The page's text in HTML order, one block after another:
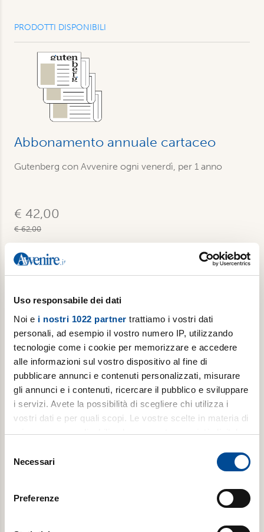
Uso responsabile dei dati
Noi e i nostri 1022 partner trattiamo i vostri dati
personali, ad esempio il vostro numero IP, utilizzando
tecnologie come i cookie per memorizzare e accedere
alle informazioni sul vostro dispositivo al fine di
pubblicare annunci e contenuti personalizzati, misurare
gli annunci e i contenuti, ricercare il pubblico e sviluppare
i servizi. Avete la possibilità di scegliere chi utilizza i
vostri dati e per quali scopi. Le vostre scelte in materia di
privacy sono applicabili solo su questa proprietà digitale
modificare o revocare il proprio consenso in qualsiasi
momento dalla Dichiarazione sui cookie o facendo clic
delNecessari
Preferenze
PRODOTTI DISPONIBILI
Abbonamento annuale cartaceo
Gutenberg con Avvenire ogni venerdì, per 1 anno
€ 42,00
€ 62,00
Acquista
Abbonamento annuale digitale
Gutenberg con Avvenire ogni venerdì, per 1 anno
€ 19,99